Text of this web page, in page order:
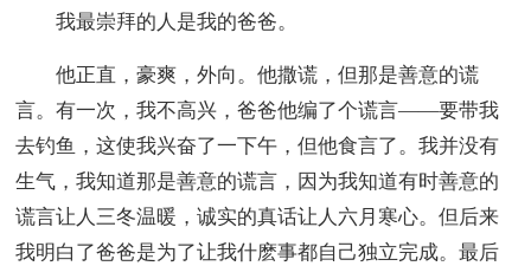
我最崇拜的人是我的爸爸。
他正直，豪爽，外向。他撒谎，但那是善意的谎
言。有一次，我不高兴，爸爸他编了个谎言——要带我
去钓鱼，这使我兴奋了一下午，但他食言了。我并没有
生气，我知道那是善意的谎言，因为我知道有时善意的
谎言让人三冬温暖，诚实的真话让人六月寒心。但后来
我明白了爸爸是为了让我什麽事都自己独立完成。最后